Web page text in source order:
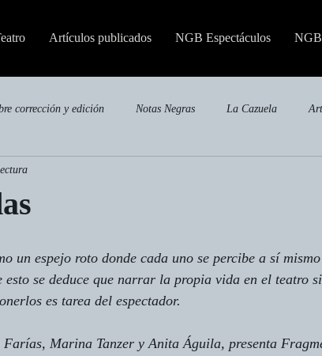
Artículos publicados NGB Espectáculos
corrección y edición Notas Negras La Cazuela
especializadas
un espejo roto donde cada uno se percibe a sí
esto se deduce que narrar la propia vida en el teatro
es tarea del espectador.
Marina Tanzer y Anita Águila, presenta